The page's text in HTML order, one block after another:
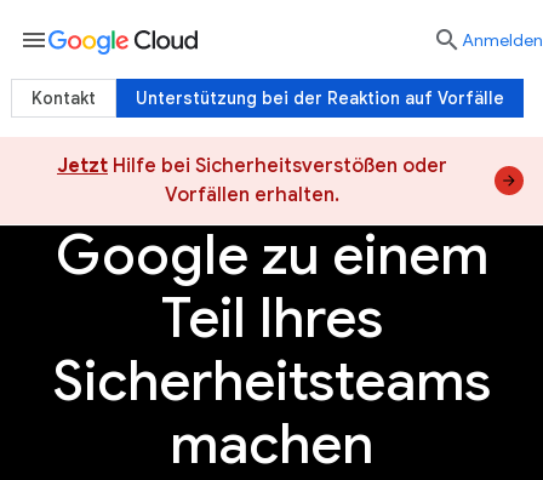
Jetzt Hilfe bei Sicherheitsverstößen oder
Vorfällen erhalten.
Google zu einem
Teil Ihres
Sicherheitsteams
machen
Vorteile von Google Cloud Security KI-
menu  Anmelden
Unterstützung bei der Reaktion auf Vorfälle
Kontakt